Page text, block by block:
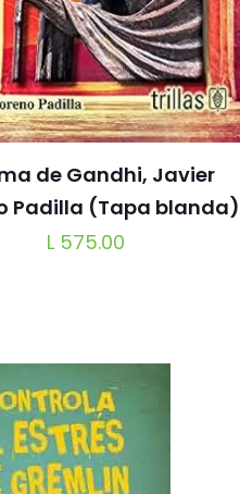
de Gandhi, Javier
Padilla (Tapa blanda)
L 575.00